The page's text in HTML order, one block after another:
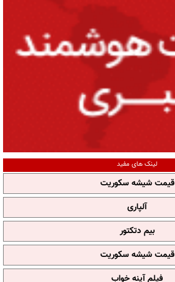
لینک های مفید
قیمت شیشه سکوریت
آلپاری
بیم دتکتور
قیمت شیشه سکوریت
فیلم آپنه خواب